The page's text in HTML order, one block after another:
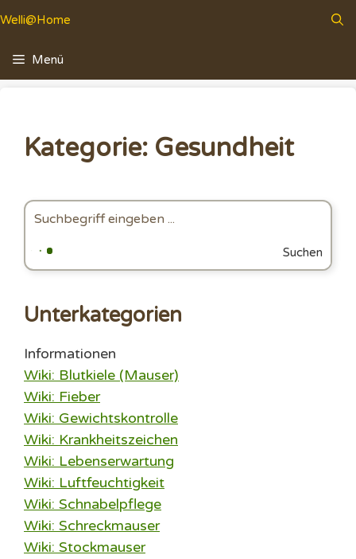
Inhalt
springen
Welli@Home
Menü
Kategorie: Gesundheit
Suchen
Unterkategorien
Informationen
Wiki: Blutkiele (Mauser)
Wiki: Fieber
Wiki: Gewichtskontrolle
Wiki: Krankheitszeichen
Wiki: Lebenserwartung
Wiki: Luftfeuchtigkeit
Wiki: Schnabelpflege
Wiki: Schreckmauser
Wiki: Stockmauser